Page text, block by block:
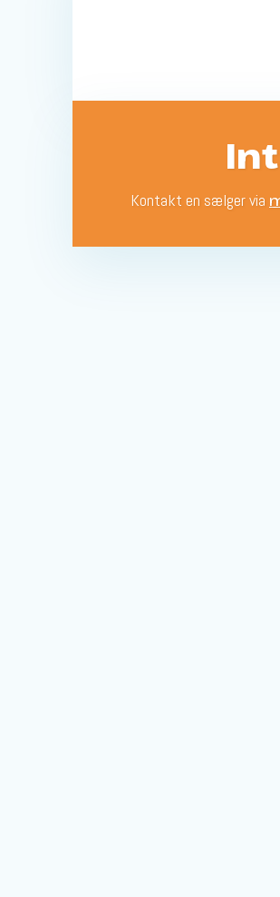
Kontakt en sælger via